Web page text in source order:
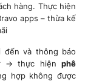
hàng. Thực hiện
apps – thừa kế
đến và thông báo
→ thực hiện phê
hợp không được